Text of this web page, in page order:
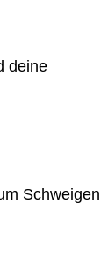
deine
Schweigen